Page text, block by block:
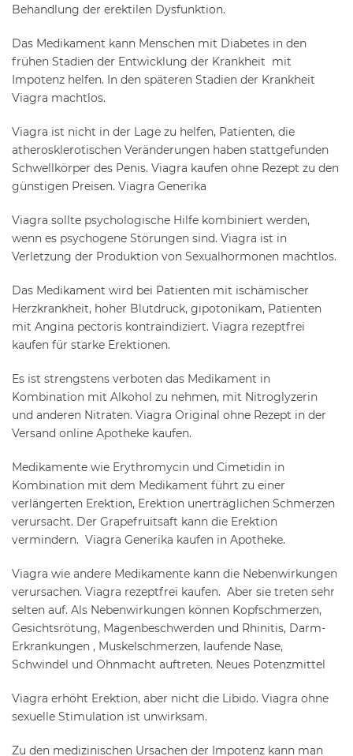
Behandlung der erektilen Dysfunktion.
Das Medikament kann Menschen mit Diabetes in den
frühen Stadien der Entwicklung der Krankheit mit
Impotenz helfen. In den späteren Stadien der Krankheit
Viagra machtlos.
Viagra ist nicht in der Lage zu helfen, Patienten, die
atherosklerotischen Veränderungen haben stattgefunden
Schwellkörper des Penis. Viagra kaufen ohne Rezept zu den
günstigen Preisen. Viagra Generika
Viagra sollte psychologische Hilfe kombiniert werden,
wenn es psychogene Störungen sind. Viagra ist in
Verletzung der Produktion von Sexualhormonen machtlos.
Das Medikament wird bei Patienten mit ischämischer
Herzkrankheit, hoher Blutdruck, gipotonikam, Patienten
mit Angina pectoris kontraindiziert. Viagra rezeptfrei
kaufen für starke Erektionen.
Es ist strengstens verboten das Medikament in
Kombination mit Alkohol zu nehmen, mit Nitroglyzerin
und anderen Nitraten. Viagra Original ohne Rezept in der
Versand online Apotheke kaufen.
Medikamente wie Erythromycin und Cimetidin in
Kombination mit dem Medikament führt zu einer
verlängerten Erektion, Erektion unerträglichen Schmerzen
verursacht. Der Grapefruitsaft kann die Erektion
vermindern. Viagra Generika kaufen in Apotheke.
Viagra wie andere Medikamente kann die Nebenwirkungen
verursachen. Viagra rezeptfrei kaufen. Aber sie treten sehr
selten auf. Als Nebenwirkungen können Kopfschmerzen,
Gesichtsrötung, Magenbeschwerden und Rhinitis, Darm-
Erkrankungen , Muskelschmerzen, laufende Nase,
Schwindel und Ohnmacht auftreten. Neues Potenzmittel
Viagra erhöht Erektion, aber nicht die Libido. Viagra ohne
sexuelle Stimulation ist unwirksam.
Zu den medizinischen Ursachen der Impotenz kann man